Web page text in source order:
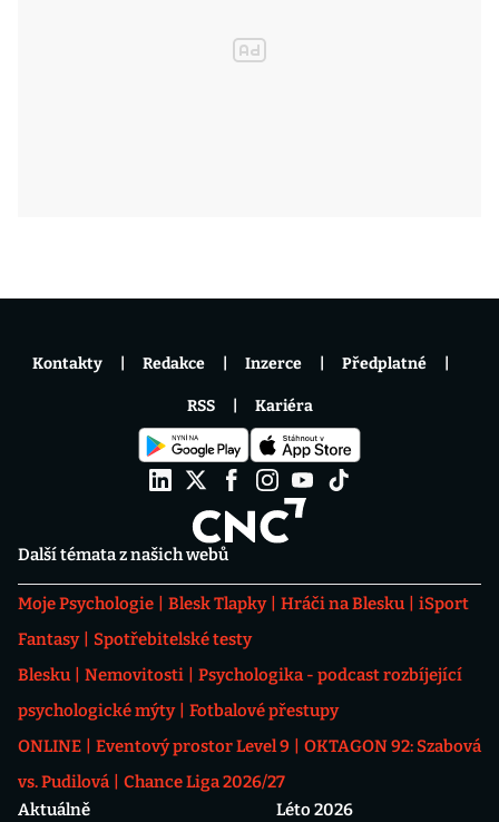
Další témata z našich webů
Moje Psychologie Blesk Tlapky Hráči na Blesku
iSport
Fantasy
Spotřebitelské testy
Blesku
Nemovitosti
Psychologika - podcast rozbíjející
psychologické mýty
Fotbalové přestupy
ONLINE
Eventový prostor Level 9
OKTAGON 92: Szabová
vs. Pudilová
Chance Liga 2026/27
Aktuálně
Léto 2026
Kontakty Redakce Inzerce Předplatné
RSS Kariéra